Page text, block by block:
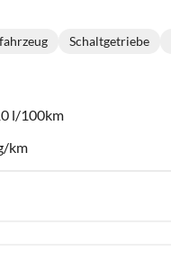
Getriebe:
Schaltgetriebe
l/100km
km